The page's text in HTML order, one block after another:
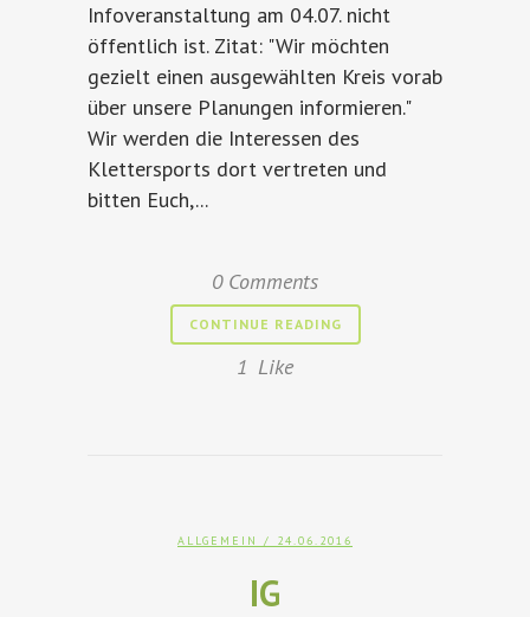
Infoveranstaltung am 04.07. nicht
öffentlich ist. Zitat: "Wir möchten
gezielt einen ausgewählten Kreis vorab
über unsere Planungen informieren."
Wir werden die Interessen des
Klettersports dort vertreten und
bitten Euch,...
0 Comments
CONTINUE READING
1 Like
ALLGEMEIN / 24.06.2016
IG